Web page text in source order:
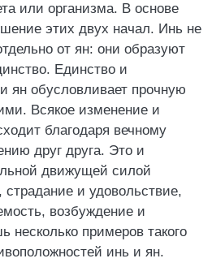
или организма. В основе
этих двух начал. Инь не
от ян: они образуют
Единство и
ян обусловливает прочную
Всякое изменение и
благодаря вечному
друг друга. Это и
движущей силой
и удовольствие,
возбуждение и
несколько примеров такого
инь и ян.